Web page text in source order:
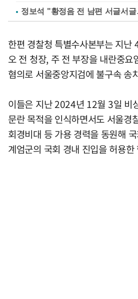
정보석 "황정음 전 남편 서글서
한편 경찰청 특별수사본부는 지난
오 전 청장, 주 전 부장을 내란중요
혐의로 서울중앙지검에 불구속 송
이들은 지난 2024년 12월 3일 비
문란 목적을 인식하면서도 서울경
회경비대 등 가용 경력을 동원해
계엄군의 국회 경내 진입을 허용한